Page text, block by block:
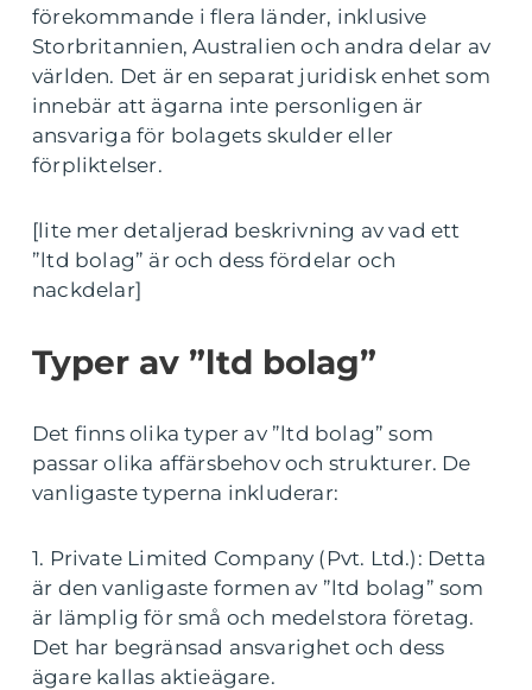
förekommande i flera länder, inklusive
Storbritannien, Australien och andra delar av
världen. Det är en separat juridisk enhet som
innebär att ägarna inte personligen är
ansvariga för bolagets skulder eller
förpliktelser.
[lite mer detaljerad beskrivning av vad ett
”ltd bolag” är och dess fördelar och
nackdelar]
Typer av ”ltd bolag”
Det finns olika typer av ”ltd bolag” som
passar olika affärsbehov och strukturer. De
vanligaste typerna inkluderar:
1. Private Limited Company (Pvt. Ltd.): Detta
är den vanligaste formen av ”ltd bolag” som
är lämplig för små och medelstora företag.
Det har begränsad ansvarighet och dess
ägare kallas aktieägare.